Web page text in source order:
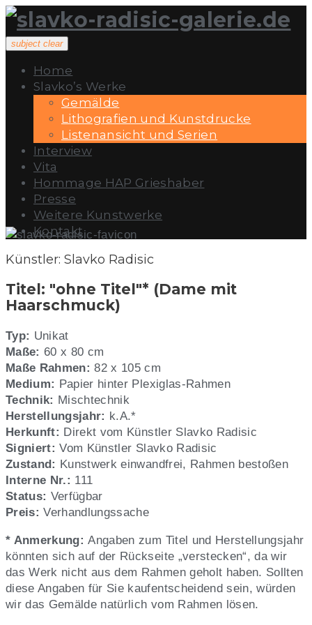
Skip
content
subject clear
Home
Slavko’s Werke
Gemälde
Lithografien und Kunstdrucke
Listenansicht und Serien
Interview
Vita
Hommage HAP Grieshaber
Presse
Weitere Kunstwerke
Kontakt
Gemälde-
Titel:"ohne
Titel"*
(Dame
mit
Haarschmuck),
Künstler:
Slavko
Radisic,
Nr.
111
Künstler: Slavko Radisic
Titel: "ohne Titel"* (Dame mit
Haarschmuck)
Typ: Unikat
Maße: 60 x 80 cm
Maße Rahmen: 82 x 105 cm
Medium: Papier hinter Plexiglas-Rahmen
Technik: Mischtechnik
Herstellungsjahr: k.A.*
Herkunft: Direkt vom Künstler Slavko Radisic
Signiert: Vom Künstler Slavko Radisic
Zustand: Kunstwerk einwandfrei, Rahmen bestoßen
Interne Nr.: 111
Status: Verfügbar
Preis: Verhandlungssache
* Anmerkung: Angaben zum Titel und Herstellungsjahr
könnten sich auf der Rückseite „verstecken“, da wir
das Werk nicht aus dem Rahmen geholt haben. Sollten
diese Angaben für Sie kaufentscheidend sein, würden
wir das Gemälde natürlich vom Rahmen lösen.